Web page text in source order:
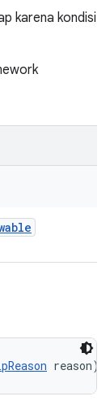
karena kondisi
reason)